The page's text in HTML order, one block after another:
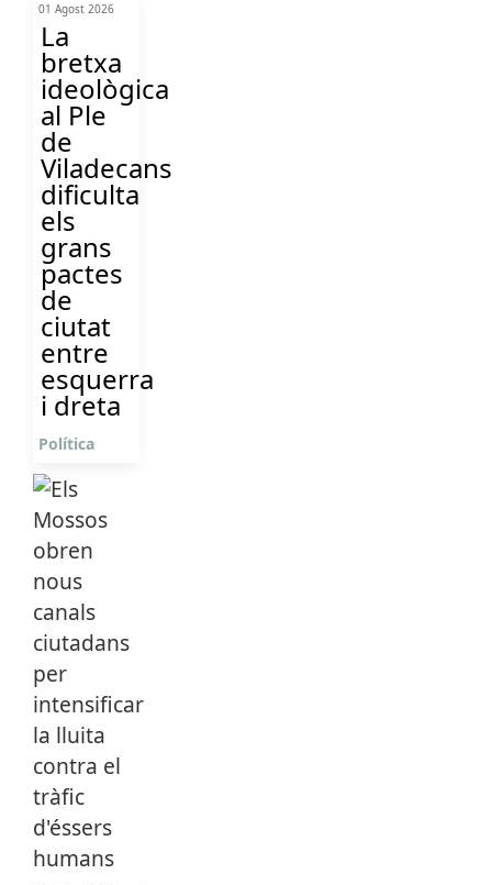
01 Agost 2026
La
bretxa
ideològica
al Ple
de
Viladecans
dificulta
els
grans
pactes
de
ciutat
entre
esquerra
i dreta
Política